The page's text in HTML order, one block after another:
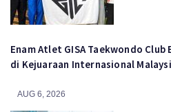
Enam Atlet GISA Taekwondo
di Kejuaraan Internasional
AUG 6, 2026